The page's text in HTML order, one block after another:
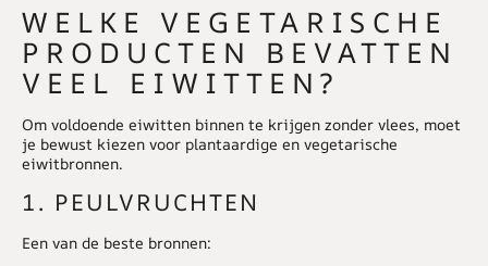
WELKE VEGETARISCHE
PRODUCTEN BEVATTEN
VEEL EIWITTEN?
Om voldoende eiwitten binnen te krijgen zonder vlees, moet
je bewust kiezen voor plantaardige en vegetarische
eiwitbronnen.
1. PEULVRUCHTEN
Een van de beste bronnen: